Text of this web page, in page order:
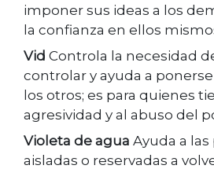
imponer sus ideas a los
la confianza en ellos
Vid Controla la necesidad
controlar y ayuda a
los otros; es para quienes
agresividad y al abuso del
Violeta de agua Ayuda a
aisladas o reservadas a